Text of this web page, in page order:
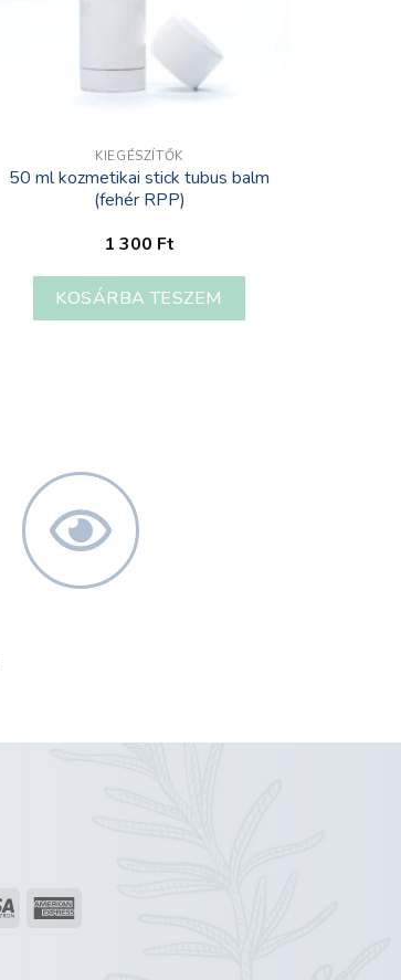
KIEGÉSZÍTŐK
50 ml kozmetikai stick tubus balm
(fehér RPP)
1 300 Ft
KOSÁRBA TESZEM